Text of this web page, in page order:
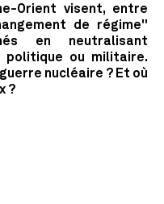
Orient visent, entre
de régime"
en neutralisant
ou militaire.
nucléaire ? Et où
?